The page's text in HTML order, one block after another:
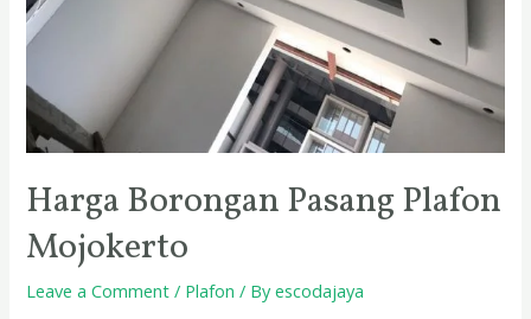
Harga Borongan Pasang Plafon
Mojokerto
Leave a Comment / Plafon / Byescodajaya